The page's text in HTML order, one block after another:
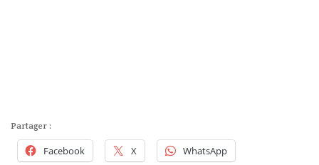
Partager :
Facebook X WhatsApp